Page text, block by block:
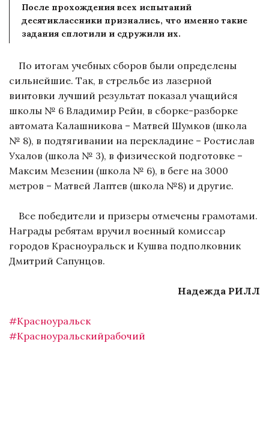
После прохождения всех испытаний
десятиклассники признались, что именно такие
задания сплотили и сдружили их.
По итогам учебных сборов были определены
сильнейшие. Так, в стрельбе из лазерной
винтовки лучший результат показал учащийся
школы № 6 Владимир Рейн, в сборке-разборке
автомата Калашникова – Матвей Шумков (школа
№ 8), в подтягивании на перекладине – Ростислав
Ухалов (школа № 3), в физической подготовке –
Максим Мезенин (школа № 6), в беге на 3000
метров – Матвей Лаптев (школа №8) и другие.
Все победители и призеры отмечены грамотами.
Награды ребятам вручил военный комиссар
городов Красноуральск и Кушва подполковник
Дмитрий Сапунцов.
Надежда РИЛЛ
#Красноуральск
#Красноуральскийрабочий